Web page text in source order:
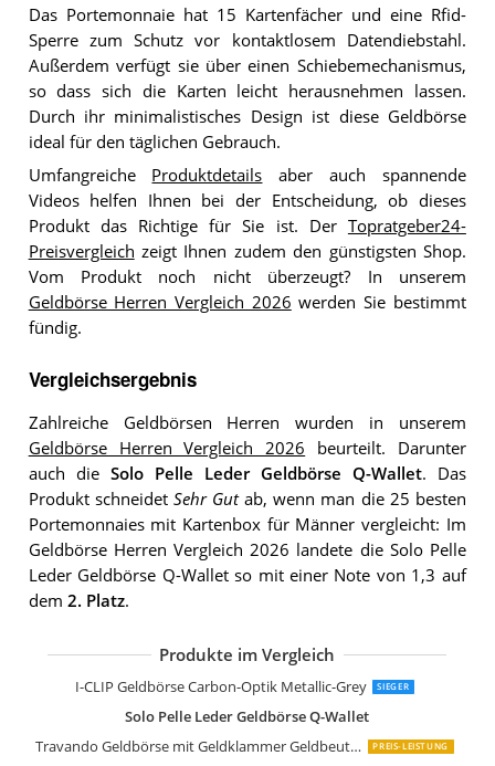
Das Portemonnaie hat 15 Kartenfächer und eine Rfid-
Sperre zum Schutz vor kontaktlosem Datendiebstahl.
Außerdem verfügt sie über einen Schiebemechanismus,
so dass sich die Karten leicht herausnehmen lassen.
Durch ihr minimalistisches Design ist diese Geldbörse
ideal für den täglichen Gebrauch.
Umfangreiche Produktdetails aber auch spannende
Videos helfen Ihnen bei der Entscheidung, ob dieses
Produkt das Richtige für Sie ist. Der Topratgeber24-
Preisvergleich zeigt Ihnen zudem den günstigsten Shop.
Vom Produkt noch nicht überzeugt? In unserem
Geldbörse Herren Vergleich 2026 werden Sie bestimmt
fündig.
Vergleichsergebnis
Zahlreiche Geldbörsen Herren wurden in unserem
Geldbörse Herren Vergleich 2026 beurteilt. Darunter
auch die Solo Pelle Leder Geldbörse Q-Wallet. Das
Produkt schneidet Sehr Gutab, wenn man die 25 besten
Portemonnaies mit Kartenbox für Männer vergleicht: Im
Geldbörse Herren Vergleich 2026 landete die Solo Pelle
Leder Geldbörse Q-Wallet so mit einer Note von 1,3 auf
dem 2. Platz.
Produkte im Vergleich
I-CLIP Geldbörse Carbon-Optik Metallic-Grey SIEGER
Solo Pelle Leder Geldbörse Q-Wallet
Travando Geldbörse mit Geldklammer Geldbeutel Männer Helsinki Slim Portemonnaie
PREIS-LEISTUNG
Znap Geldbörse Herren klein
SecWal Kartenetui mit Münzfach
Secrid Portemonnaie Slimwallet
DONBOLSO Wallety NextGen Leder I
GenTo Flaplet II Geldbörse
Bugatti Lima Geldbörse Herren Leder
camel active Münzbörse 128 702 20
TEEHON Herren-Geldbörse aus
camel active Melbourne Geldbörse
Fa.Volmer Ledergeldbörse Echtleder
Fa.Volmer Herren Leder Geldbörse
Herren Riegel Geldbörse aus Leder
BORZ Prime Maxus I